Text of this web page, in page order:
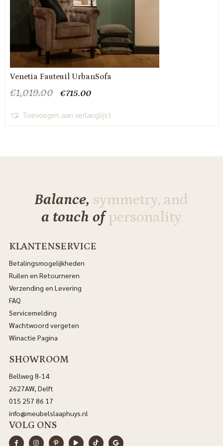
Venetia Fauteuil UrbanSofa
€1,019.00
Oorspronkelijke
was:
€715.00Huidige
is:
Toevoegen aan verlanglijst
Balance, symmetry, and
a touch ofpersonality
KLANTENSERVICE
Betalingsmogelijkheden
Ruilen en Retourneren
Verzending en Levering
FAQ
Servicemelding
Wachtwoord vergeten
Winactie Pagina
SHOWROOM
Bellweg 8-14
2627AW, Delft
015 257 86 17
info@meubelslaaphuys.nl
VOLG ONS